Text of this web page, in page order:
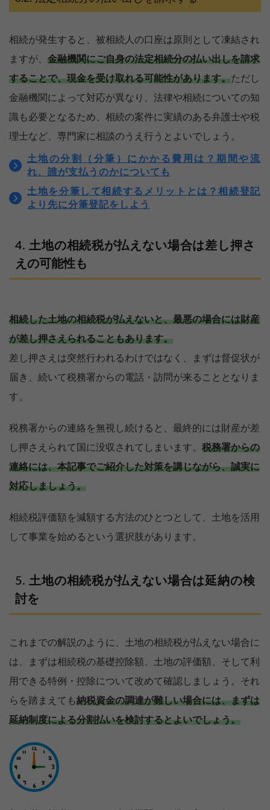
相続が発生すると、被相続人の口座は原則として凍結され
ますが、 金融機関にご自身の法定相続分の払い出しを請求
することで、現金を受け取れる可能性があります。ただし
金融機関によって対応が異なり、法律や相続についての知
識も必要となるため、相続の案件に実績のある弁護士や税
理士など、専門家に相談のうえ行うとよいでしょう。
土地の分割（分筆）にかかる費用は？期間や流
れ、誰が支払うのかについても
土地を分筆して相続するメリットとは？相続登記
より先に分筆登記をしよう
土地の相続税が払えない場合は差し押さ
えの可能性も
相続した土地の​​相続税が払えないと、最悪の場合には財産
が差し押さえられることもあります。
差し押さえは突然行われるわけではなく、まずは督促状が
届き、続いて税務署からの電話・訪問が来ることとなりま
す。
税務署からの連絡を無視し続けると、最終的には財産が差
し押さえられて国に没収されてしまいます。 税務署からの
連絡には、本記事でご紹介した対策を講じながら、誠実に
対応しましょう。
相続税評価額を減額する方法のひとつとして、土地を活用
して事業を始めるという選択肢があります。
土地の相続税が払えない場合は延納の検
討を
これまでの解説のように、土地の相続税が払えない場合に
は、まずは相続税の基礎控除額、土地の評価額、そして利
用できる特例・控除について改めて確認しましょう。それ
らを踏まえても納税資金の調達が難しい場合には、まずは
延納制度による分割払いを検討するとよいでしょう。